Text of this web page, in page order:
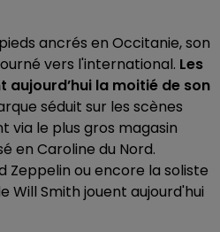
ancrés en Occitanie, son
vers l'international. Les
aujourd’hui la moitié de son
séduit sur les scènes
via le plus gros magasin
en Caroline du Nord.
Zeppelin ou encore la soliste
Will Smith jouent aujourd'hui